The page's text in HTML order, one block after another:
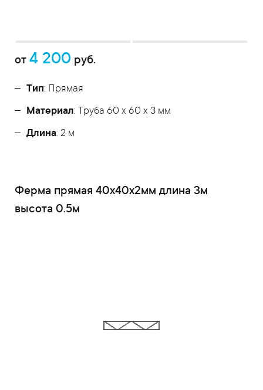
от 4 200 руб.
Тип: Прямая
Материал: Труба 60 x 60 x 3 мм
Длина: 2 м
Ферма прямая 40x40x2мм длина 3м
высота 0.5м